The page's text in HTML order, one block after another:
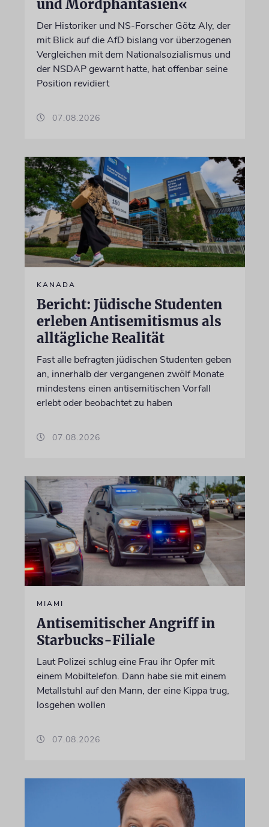
und Mordphantasien«
Der Historiker und NS-Forscher Götz Aly, der
mit Blick auf die AfD bislang vor überzogenen
Vergleichen mit dem Nationalsozialismus und
der NSDAP gewarnt hatte, hat offenbar seine
Position revidiert
07.08.2026
KANADA
Bericht: Jüdische Studenten
erleben Antisemitismus als
alltägliche Realität
Fast alle befragten jüdischen Studenten geben
an, innerhalb der vergangenen zwölf Monate
mindestens einen antisemitischen Vorfall
erlebt oder beobachtet zu haben
07.08.2026
MIAMI
Antisemitischer Angriff in
Starbucks-Filiale
Laut Polizei schlug eine Frau ihr Opfer mit
einem Mobiltelefon. Dann habe sie mit einem
Metallstuhl auf den Mann, der eine Kippa trug,
losgehen wollen
07.08.2026